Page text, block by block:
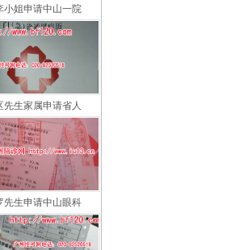
小姐申请中山一院
先生家属申请省人
先生申请中山眼科